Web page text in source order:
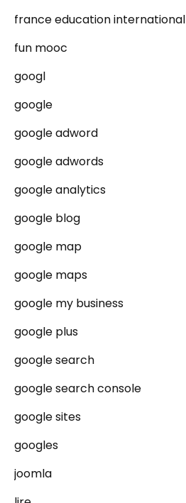
france education international
fun mooc
googl
google
google adword
google adwords
google analytics
google blog
google map
google maps
google my business
google plus
google search
google search console
google sites
googles
joomla